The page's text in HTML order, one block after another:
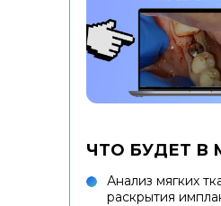
ЧТО БУДЕТ В
Анализ мягких
раскрытия